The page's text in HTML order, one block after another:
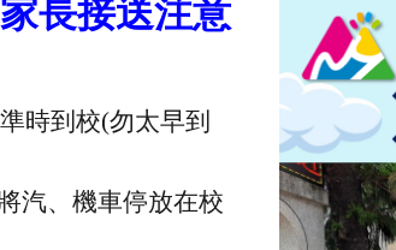
長接送注意
時到校(勿太早到
汽、機車停放在校